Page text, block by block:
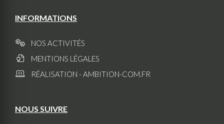
INFORMATIONS
NOS ACTIVITÉS
MENTIONS LÉGALES
RÉALISATION - AMBITION-COM.FR
NOUS SUIVRE